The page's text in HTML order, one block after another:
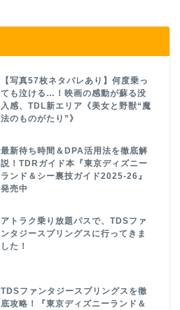
【写真57枚ネタバレあり】何度乗っ
ても泣ける…！映画の感動が蘇る没
入感、TDL新エリア《美女と野獣“魔
法のものがたり”》
最新待ち時間＆DPA活用法を徹底解
説！TDRガイド本『東京ディズニー
ランド＆シー裏技ガイド2025-26』
発売中
アトラク乗り放題パスで、TDSファ
ンタジースプリングスに行ってきま
した！
TDSファンタジースプリングスを徹
底攻略！『東京ディズニーランド＆